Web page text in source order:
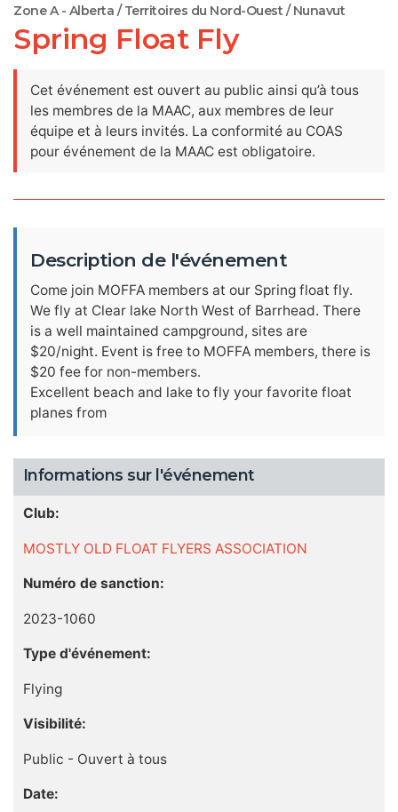
Zone A - Alberta / Territoires du Nord-Ouest / Nunavut
Spring Float Fly
Cet événement est ouvert au public ainsi qu’à tous
les membres de la MAAC, aux membres de leur
équipe et à leurs invités. La conformité au COAS
pour événement de la MAAC est obligatoire.
Description de l'événement
Come join MOFFA members at our Spring float fly.
We fly at Clear lake North West of Barrhead. There
is a well maintained campground, sites are
$20/night. Event is free to MOFFA members, there is
$20 fee for non-members.
Excellent beach and lake to fly your favorite float
planes from
Informations sur l'événement
Club:
MOSTLY OLD FLOAT FLYERS ASSOCIATION
Numéro de sanction:
2023-1060
Type d'événement:
Flying
Visibilité:
Public - Ouvert à tous
Date: